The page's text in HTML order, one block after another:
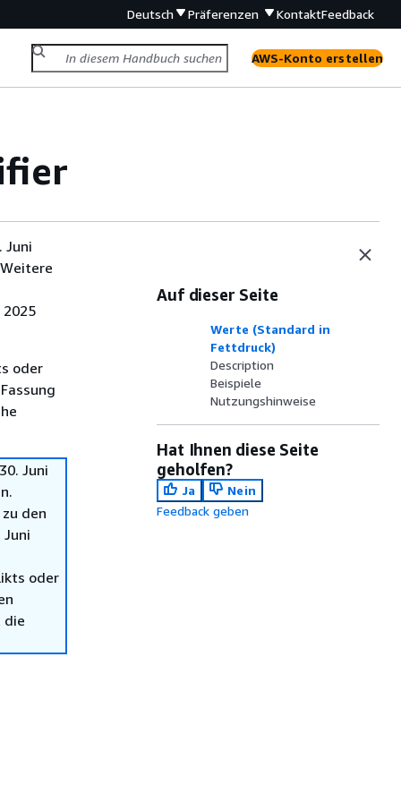
Deutsch Präferenzen KontaktFeedback
AWS-Konto erstellen
Juni
2025
oder
Juni
den
Juni
oder
die
Auf dieser Seite
Werte (Standard in
Fettdruck)
Description
Beispiele
Nutzungshinweise
Hat Ihnen diese Seite
geholfen?
Ja
Nein
Feedback geben